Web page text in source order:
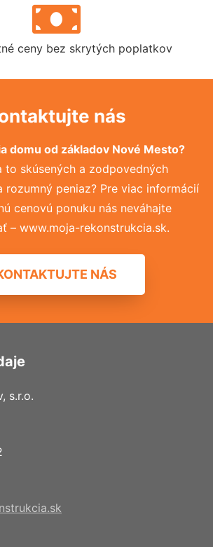
ceny bez skrytých poplatkov
nás
domu od základov Nové Mesto?
to skúsených a zodpovedných
rozumný peniaz? Pre viac informácií
cenovú ponuku nás neváhajte
– www.moja-rekonstrukcia.sk.
NÁS
s.r.o.